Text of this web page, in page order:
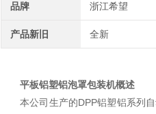
品牌 浙江希望
产品新旧 全新
平板铝塑铝泡罩包装机概述
本公司生产的DPP铝塑铝系列